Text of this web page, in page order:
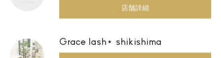
店舗詳細
Grace lash⋆ shikishima